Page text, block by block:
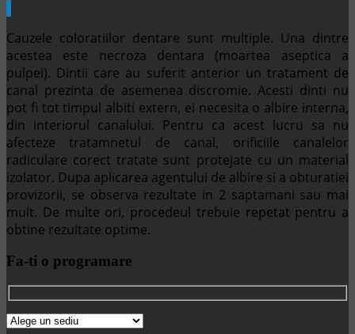
Cauzele coloratiilor dentare sunt multiple. Una dintre
acestea este necroza dentara (moartea aseptica a
pulpei). Dintii care au suferit anterior un tratament de
canal prezinta de asemenea discromie. Acesti dinti nu
pot fi tot timpul albiti extern, ei necesita o albire interna,
din interiorul canalului. Pentru ca acest lucru sa nu
afecteze tratamnetul de canal, orificiile canalelor
radiculare corect tratate sunt protejate cu un material
izolator. Dupa aplicarea agentului de albire si a obturatiei
provizorii, se observa rezultate in 2 saptamani sau mai
mult. De multe ori, procedeul trebuie repetat pentru a
obtine rezultate optime.
Fa-ti o programare